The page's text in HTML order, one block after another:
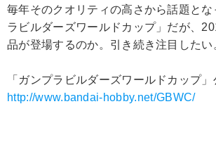
毎年そのクオリティの高さから話題と
ラビルダーズワールドカップ」だが、
品が登場するのか。引き続き注目したい
「ガンプラビルダーズワールドカップ」
http://www.bandai-hobby.net/GBWC/